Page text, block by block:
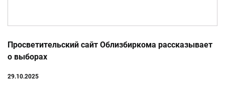
Просветительский сайт Облизбиркома рассказывает
о выборах
29.10.2025